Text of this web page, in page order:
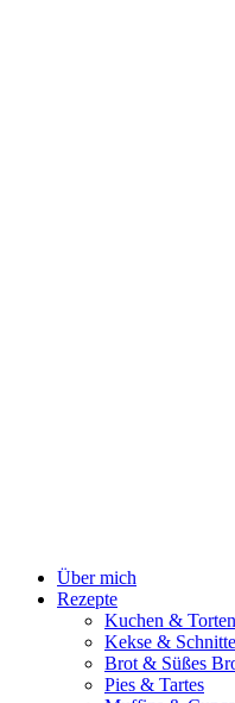
Über mich
Rezepte
Kuchen & Torten
Kekse &
Brot & Süßes
Pies & Tartes